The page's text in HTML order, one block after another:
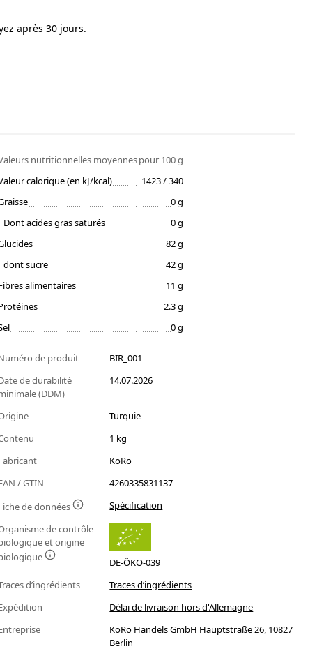
après 30 jours.
nutritionnelles moyennespour 100 g
calorique (en kJ/kcal)
1423 / 340
0 g
Dont acides gras saturés
0 g
82 g
dont sucre
42 g
alimentaires
11 g
2.3 g
0 g
de produit
BIR_001
de durabilité
(DDM)
14.07.2026
Turquie
1 kg
KoRo
/ GTIN
4260335831137
de données
Spécification
de contrôle
et origine
DE-ÖKO-039
d’ingrédients
Traces d’ingrédients
Délai de livraison hors d'Allemagne
KoRo Handels GmbH Hauptstraße 26, 10827
Berlin